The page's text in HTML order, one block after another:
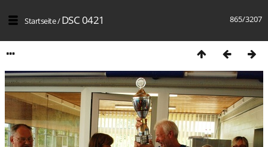
865/3207
Startseite/DSC 0421